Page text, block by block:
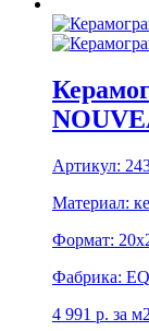
Артикул:
Материал:
Формат:
Фабрика:
4 991 р. за м2